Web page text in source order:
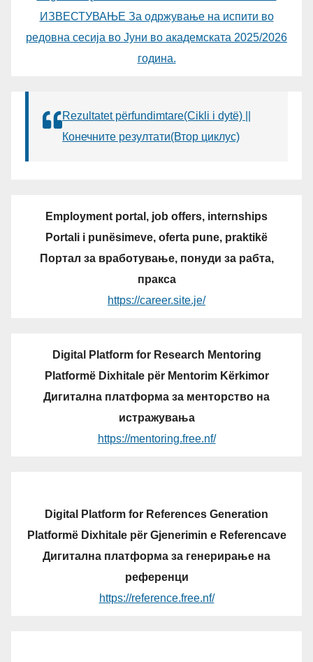
ИЗВЕСТУВАЊЕ За одржување на испити во
редовна сесија во Јуни во академската 2025/2026
година.
Rezultatet përfundimtare(Cikli i dytë) ||
Конечните резултати(Втор циклус)
Employment portal, job offers, internships
Portali i punësimeve, oferta pune, praktikë
Портал за вработување, понуди за рабта,
пракса
https://career.site.je/
Digital Platform for Research Mentoring
Platformë Dixhitale për Mentorim Kërkimor
Дигитална платформа за менторство на
истражувања
https://mentoring.free.nf/
Digital Platform for References Generation
Platformë Dixhitale për Gjenerimin e Referencave
Дигитална платформа за генерирање на
референци
https://reference.free.nf/